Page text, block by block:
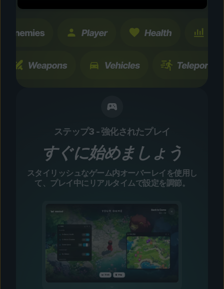
ステップ3 - 強化されたプレイ
すぐに始めましょう
スタイリッシュなゲーム内オーバーレイを使用し
て、プレイ中にリアルタイムで設定を調節。